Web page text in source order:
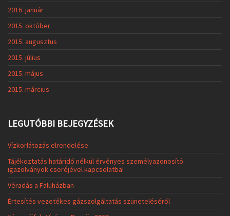
2016. január
2015. október
2015. augusztus
2015. július
2015. május
2015. március
LEGUTÓBBI BEJEGYZÉSEK
Vízkorlátozás elrendelése
Tájékoztatás határidő nélkül érvényes személyazonosító
igazolványok cseréjével kapcsolatba!
Véradás a Faluházban
Értesítés vezetékes gázszolgáltatás szüneteléséről